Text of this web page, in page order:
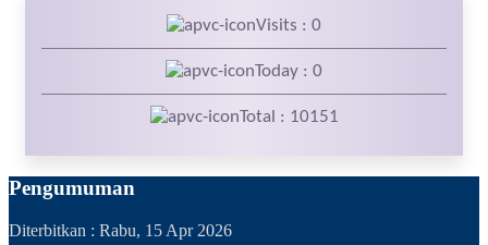
Visits : 0
Today : 0
Total : 10151
Pengumuman
Diterbitkan : Rabu, 15 Apr 2026